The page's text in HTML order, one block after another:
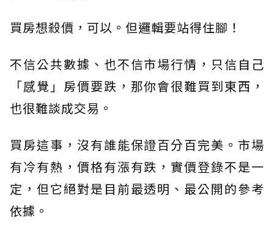
買房想殺價，可以。但邏輯要站得住腳！
不信公共數據、也不信市場行情，只信自己
「感覺」房價要跌，那你會很難買到東西，
也很難談成交易。
買房這事，沒有誰能保證百分百完美。市場
有冷有熱，價格有漲有跌，實價登錄不是一
定，但它絕對是目前最透明、最公開的參考
依據。